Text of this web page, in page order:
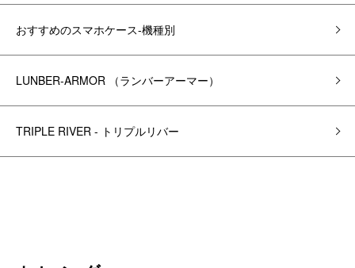
おすすめのスマホケース-機種別
LUNBER-ARMOR （ランバーアーマー）
TRIPLE RIVER - トリプルリバー